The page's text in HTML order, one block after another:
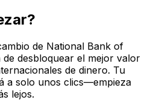
de National Bank of
desbloquear el mejor valor
de dinero. Tu
a solo unos clics—empieza
lejos.